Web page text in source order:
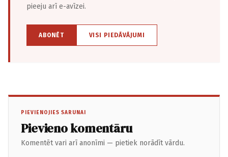
pieeju arī e-avīzei.
ABONĒT VISI PIEDĀVĀJUMI
PIEVIENOJIES SARUNAI
Pievieno komentāru
Komentēt vari arī anonīmi — pietiek norādīt vārdu.